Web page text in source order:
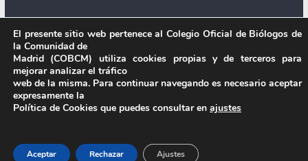
Colegio Oficial de Biólogos de la Comunidad de Madrid.
C/ Santa Engracia 108, 2º int.izq. 28003 Madrid.
El presente sitio web pertenece al Colegio Oficial de Biólogos de
la Comunidad de
Madrid (COBCM) utiliza cookies propias y de terceros para
mejorar analizar el tráfico
web de la misma. Para continuar navegando es necesario aceptar
expresamente la
Política de Cookies que puedes consultar en ajustes
Aceptar Rechazar Ajustes